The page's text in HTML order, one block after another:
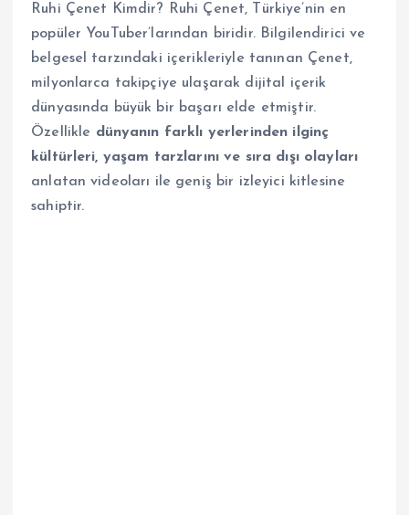
Ruhi Çenet Kimdir? Ruhi Çenet, Türkiye’nin en
popüler YouTuber’larından biridir. Bilgilendirici ve
belgesel tarzındaki içerikleriyle tanınan Çenet,
milyonlarca takipçiye ulaşarak dijital içerik
dünyasında büyük bir başarı elde etmiştir.
Özellikle dünyanın farklı yerlerinden ilginç
kültürleri, yaşam tarzlarını ve sıra dışı olayları
anlatan videoları ile geniş bir izleyici kitlesine
sahiptir.